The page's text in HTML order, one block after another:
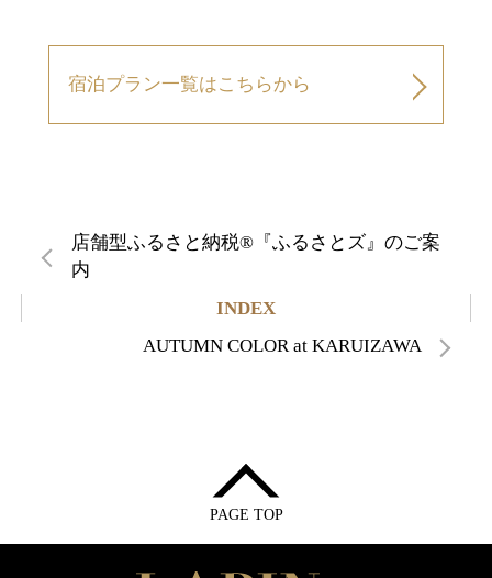
宿泊プラン一覧はこちらから
店舗型ふるさと納税®『ふるさとズ』のご案
内
INDEX
AUTUMN COLOR at KARUIZAWA
PAGE TOP